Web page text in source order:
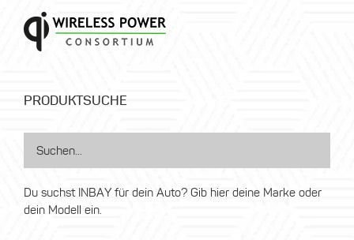
PRODUKTSUCHE
Du suchst INBAY für dein Auto? Gib hier deine Marke oder
dein Modell ein.